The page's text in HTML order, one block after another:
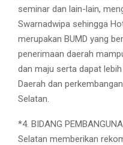
seminar dan lain-lain,
Swarnadwipa sehingga
merupakan BUMD yang
penerimaan daerah
dan maju serta dapat
Daerah dan
Selatan.
*4. BIDANG
Selatan memberikan